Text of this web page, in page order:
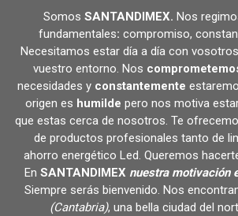
Somos SANTANDIMEX. Nos
fundamentales: compromiso,
Necesitamos estar día a día con
vuestro entorno. Nos
necesidades y constantemente
origen es humilde pero nos motiva
que estas cerca de nosotros. Te
de productos profesionales tanto de
ahorro energético Led. Queremos
En SANTANDIMEX nuestra motivación
Siempre serás bienvenido. Nos
(Cantabria), una bella ciudad del